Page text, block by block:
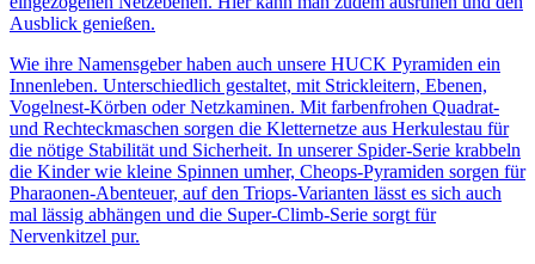
Ausblick genießen.
Wie ihre Namensgeber haben auch unsere HUCK Pyramiden ein
Innenleben. Unterschiedlich gestaltet, mit Strickleitern, Ebenen,
Vogelnest-Körben oder Netzkaminen. Mit farbenfrohen Quadrat-
und Rechteckmaschen sorgen die Kletternetze aus Herkulestau für
die nötige Stabilität und Sicherheit. In unserer Spider-Serie krabbeln
die Kinder wie kleine Spinnen umher, Cheops-Pyramiden sorgen für
Pharaonen-Abenteuer, auf den Triops-Varianten lässt es sich auch
mal lässig abhängen und die Super-Climb-Serie sorgt für
Nervenkitzel pur.